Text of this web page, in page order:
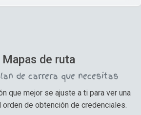
Mapas de ruta
de carrera que necesitas
que mejor se ajuste a ti para ver una
de obtención de credenciales.